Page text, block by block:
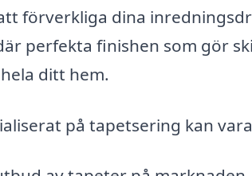
förverkliga dina
perfekta finishen som gör
ditt hem.
på tapetsering kan